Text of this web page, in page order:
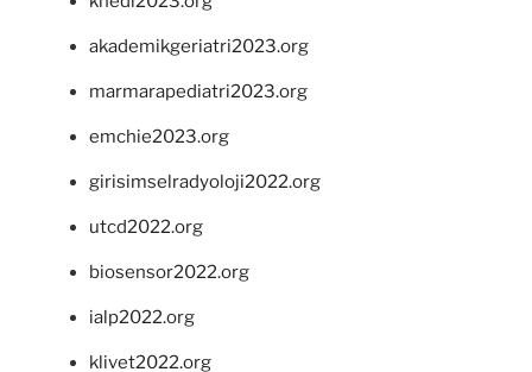
akademikgeriatri2023.org
marmarapediatri2023.org
emchie2023.org
girisimselradyoloji2022.org
utcd2022.org
biosensor2022.org
ialp2022.org
klivet2022.org